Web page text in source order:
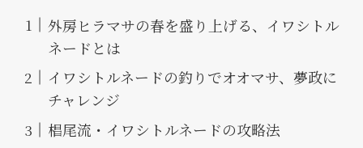
外房ヒラマサの春を盛り上げる、イワシトル
ネードとは
イワシトルネードの釣りでオオマサ、夢政に
チャレンジ
椙尾流・イワシトルネードの攻略法